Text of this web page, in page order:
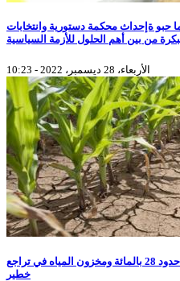
حبو ةإحداث محكمة دستورية وانتخابات
الأربعاء، 28 ديسمبر، 2022 - 10:23
وزارة الفلاحة: نسبة إمتلاء السدود في حدود 28 بالمائة ومخزون المياه في تراجع
خطير